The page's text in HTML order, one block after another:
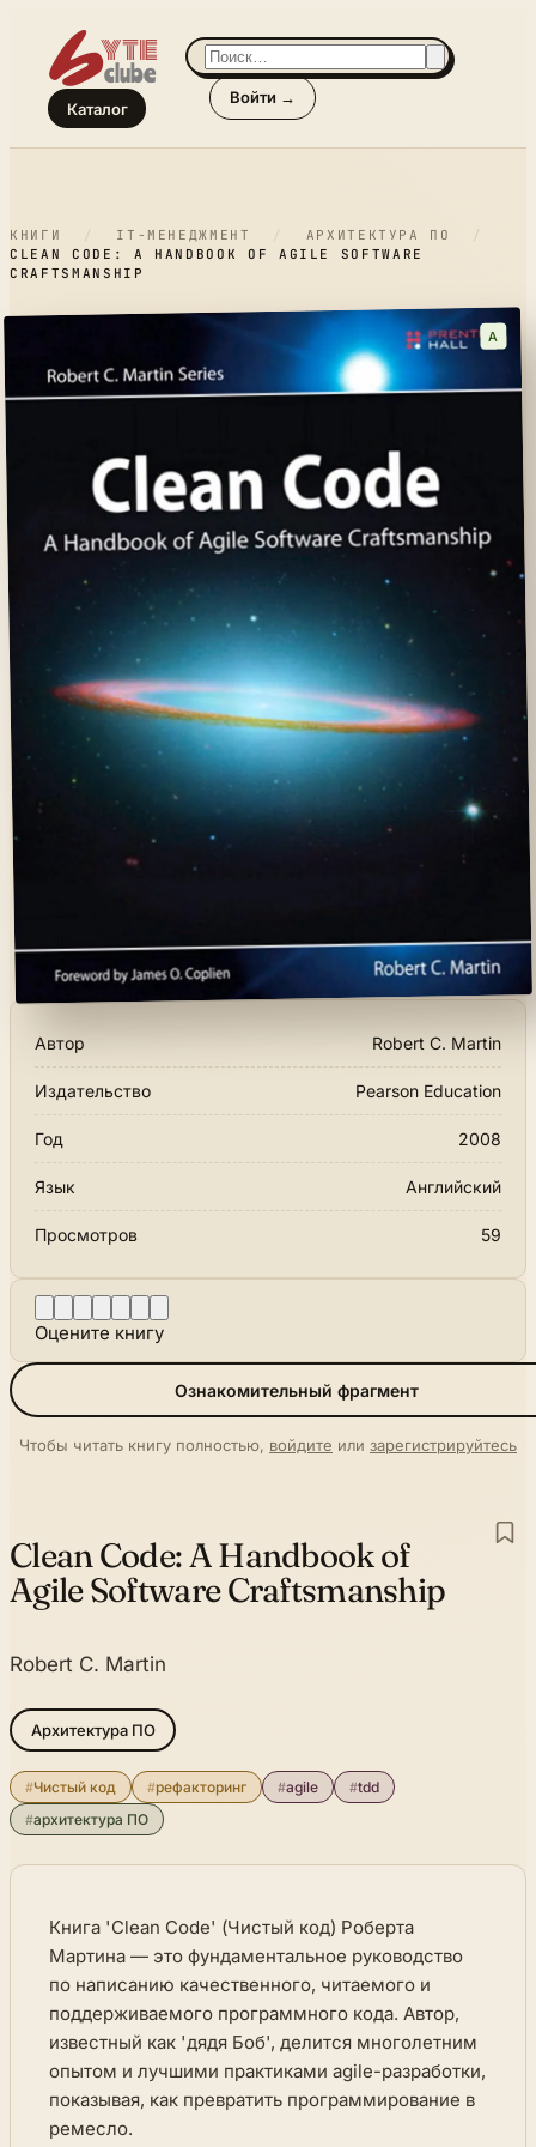
Каталог
Войти →
КНИГИ / IT-МЕНЕДЖМЕНТ / АРХИТЕКТУРА ПО
/
CLEAN CODE: A HANDBOOK OF AGILE SOFTWARE
CRAFTSMANSHIP
A
Автор Robert C. Martin
Издательство Pearson Education
Год 2008
Язык Английский
Просмотров 59
Оцените книгу
Ознакомительный фрагмент
Чтобы читать книгу полностью, войдите или зарегистрируйтесь
Clean Code:A Handbook of
Agile Software Craftsmanship
Robert C. Martin
Архитектура ПО
#Чистый код #рефакторинг #agile #tdd
#архитектура ПО
Книга 'Clean Code' (Чистый код) Роберта
Мартина — это фундаментальное руководство
по написанию качественного, читаемого и
поддерживаемого программного кода. Автор,
известный как 'дядя Боб', делится многолетним
опытом и лучшими практиками agile-разработки,
показывая, как превратить программирование в
ремесло.